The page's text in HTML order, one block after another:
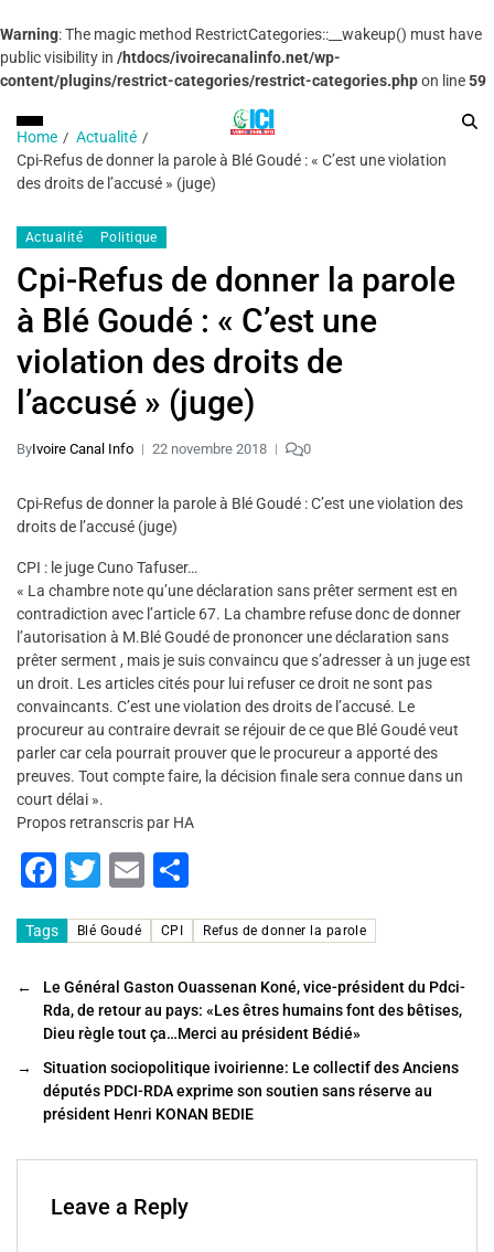
Warning: The magic method RestrictCategories::__wakeup() must have
public visibility in /htdocs/ivoirecanalinfo.net/wp-
content/plugins/restrict-categories/restrict-categories.phpon line59
Home
Actualité
Cpi-Refus de donner la parole à Blé Goudé : « C’est une violation
des droits de l’accusé » (juge)
Actualité Politique
Cpi-Refus de donner la parole
à Blé Goudé : « C’est une
violation des droits de
l’accusé » (juge)
ByIvoire Canal Info 22 novembre 2018 0
Cpi-Refus de donner la parole à Blé Goudé : C’est une violation des
droits de l’accusé (juge)
CPI : le juge Cuno Tafuser…
« La chambre note qu’une déclaration sans prêter serment est en
contradiction avec l’article 67. La chambre refuse donc de donner
l’autorisation à M.Blé Goudé de prononcer une déclaration sans
prêter serment , mais je suis convaincu que s’adresser à un juge est
un droit. Les articles cités pour lui refuser ce droit ne sont pas
convaincants. C’est une violation des droits de l’accusé. Le
procureur au contraire devrait se réjouir de ce que Blé Goudé veut
parler car cela pourrait prouver que le procureur a apporté des
preuves. Tout compte faire, la décision finale sera connue dans un
court délai ».
Propos retranscris par HA
F
c
e
b
o
o
k
T
tt
er
E
ai
l
ta
g
er
Tags Blé Goudé CPI Refus de donner la parole
←
Le Général Gaston Ouassenan Koné, vice-président du Pdci-
Rda, de retour au pays: «Les êtres humains font des bêtises,
Dieu règle tout ça…Merci au président Bédié»
→
Situation sociopolitique ivoirienne: Le collectif des Anciens
députés PDCI-RDA exprime son soutien sans réserve au
président Henri KONAN BEDIE
Leave a Reply